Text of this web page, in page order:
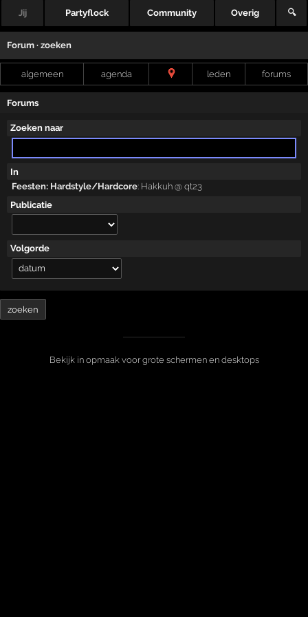
Jij Partyflock Community Overig 🔍
Forum · zoeken
algemeen agenda leden forums
Forums
Zoeken naar
In
Feesten: Hardstyle/Hardcore: Hakkuh @ qt23
Publicatie
Volgorde
Bekijk in opmaak voor grote schermen en desktops